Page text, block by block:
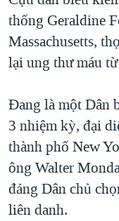
QUAN HỆ VIỆT MỸ
thống Geraldine
Massachusetts,
lại ung thư máu
Đang là một Dân
3 nhiệm kỳ, đại
thành phố New
ông Walter
đảng Dân chủ
liên danh.